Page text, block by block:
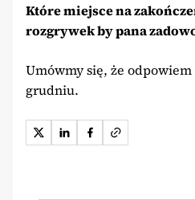
Które miejsce na
rozgrywek by pana
Umówmy się, że
grudniu.